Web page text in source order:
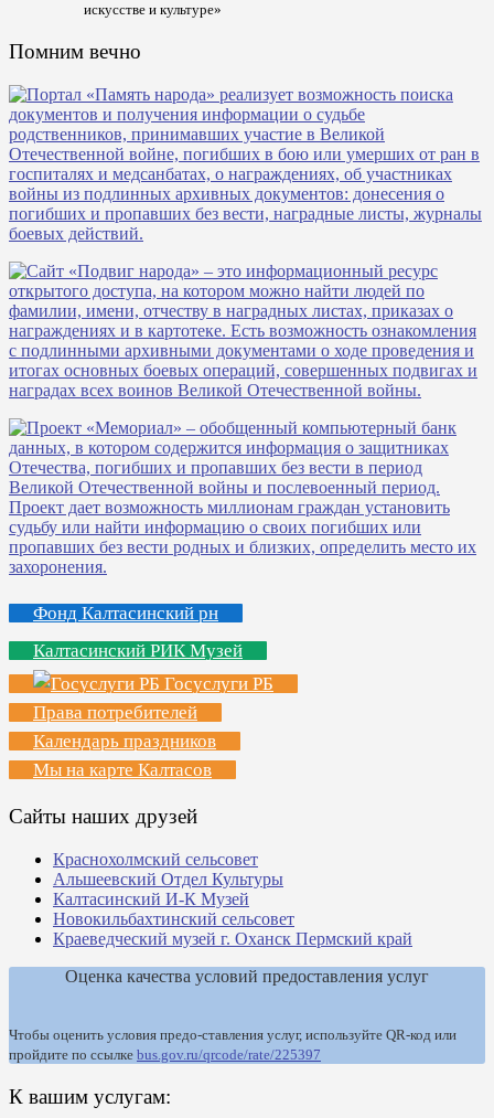
искусстве и культуре»
Помним вечно
Фонд Калтасинский рн
Калтасинский РИК Музей
Госуслуги РБ
Права потребителей
Календарь праздников
Мы на карте Калтасов
Сайты наших друзей
Краснохолмский сельсовет
Альшеевский Отдел Культуры
Калтасинский И-К Музей
Новокильбахтинский сельсовет
Краеведческий музей г. Оханск Пермский край
Оценка качества условий предоставления услуг
Чтобы оценить условия предо-ставления услуг, используйте QR-код или
пройдите по ссылке bus.gov.ru/qrcode/rate/225397
К вашим услугам: